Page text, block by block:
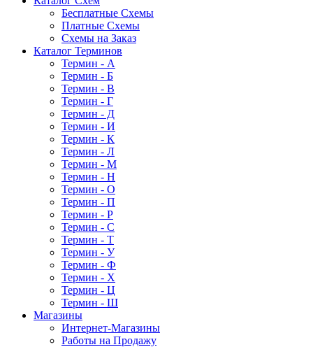
Бесплатные Схемы
Платные Схемы
Схемы на Заказ
Каталог Терминов
Термин - А
Термин - Б
Термин - В
Термин - Г
Термин - Д
Термин - И
Термин - К
Термин - Л
Термин - М
Термин - Н
Термин - О
Термин - П
Термин - Р
Термин - С
Термин - Т
Термин - У
Термин - Ф
Термин - Х
Термин - Ц
Термин - Ш
Магазины
Интернет-Магазины
Работы на Продажу